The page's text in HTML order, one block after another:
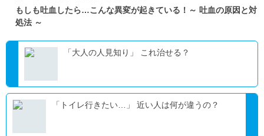
もしも吐血したら…こんな異変が起きている！～ 吐血の原因と対
処法 ～
「大人の人見知り」 これ治せる？
「トイレ行きたい…」 近い人は何が違うの？